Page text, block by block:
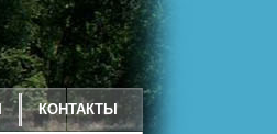
КОНТАКТЫ